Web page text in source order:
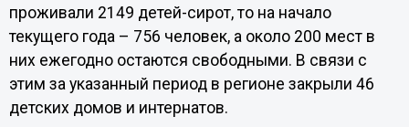
проживали 2149 детей-сирот, то на начало
текущего года – 756 человек, а около 200 мест в
них ежегодно остаются свободными. В связи с
этим за указанный период в регионе закрыли 46
детских домов и интернатов.